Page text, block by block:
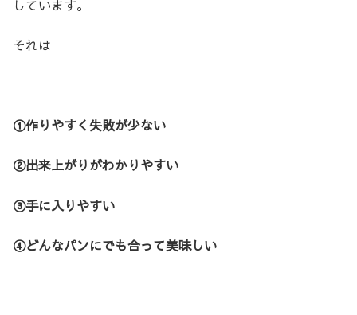
しています。
それは
①作りやすく失敗が少ない
②出来上がりがわかりやすい
③手に入りやすい
④どんなパンにでも合って美味しい